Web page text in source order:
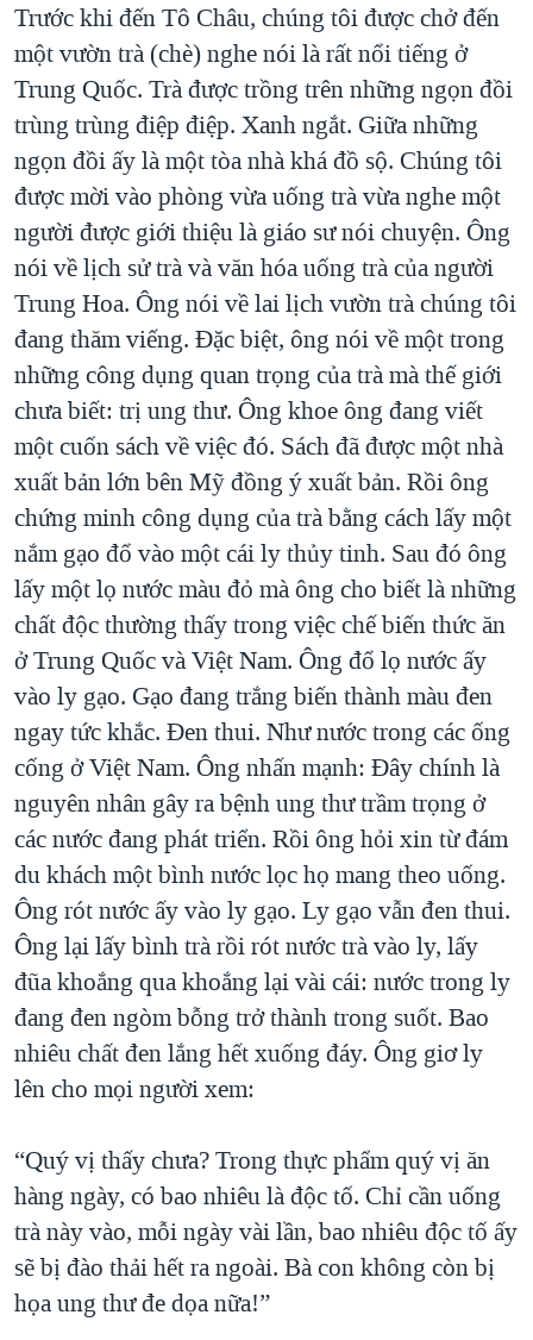
Trước khi đến Tô Châu, chúng tôi được chở đến
một vườn trà (chè) nghe nói là rất nổi tiếng ở
Trung Quốc. Trà được trồng trên những ngọn đồi
trùng trùng điệp điệp. Xanh ngắt. Giữa những
ngọn đồi ấy là một tòa nhà khá đồ sộ. Chúng tôi
được mời vào phòng vừa uống trà vừa nghe một
người được giới thiệu là giáo sư nói chuyện. Ông
nói về lịch sử trà và văn hóa uống trà của người
Trung Hoa. Ông nói về lai lịch vườn trà chúng tôi
đang thăm viếng. Đặc biệt, ông nói về một trong
những công dụng quan trọng của trà mà thế giới
chưa biết: trị ung thư. Ông khoe ông đang viết
một cuốn sách về việc đó. Sách đã được một nhà
xuất bản lớn bên Mỹ đồng ý xuất bản. Rồi ông
chứng minh công dụng của trà bằng cách lấy một
nắm gạo đổ vào một cái ly thủy tinh. Sau đó ông
lấy một lọ nước màu đỏ mà ông cho biết là những
chất độc thường thấy trong việc chế biến thức ăn
ở Trung Quốc và Việt Nam. Ông đổ lọ nước ấy
vào ly gạo. Gạo đang trắng biến thành màu đen
ngay tức khắc. Đen thui. Như nước trong các ống
cống ở Việt Nam. Ông nhấn mạnh: Đây chính là
nguyên nhân gây ra bệnh ung thư trầm trọng ở
các nước đang phát triển. Rồi ông hỏi xin từ đám
du khách một bình nước lọc họ mang theo uống.
Ông rót nước ấy vào ly gạo. Ly gạo vẫn đen thui.
Ông lại lấy bình trà rồi rót nước trà vào ly, lấy
đũa khoắng qua khoắng lại vài cái: nước trong ly
đang đen ngòm bỗng trở thành trong suốt. Bao
nhiêu chất đen lắng hết xuống đáy. Ông giơ ly
lên cho mọi người xem:
“Quý vị thấy chưa? Trong thực phẩm quý vị ăn
hàng ngày, có bao nhiêu là độc tố. Chỉ cần uống
trà này vào, mỗi ngày vài lần, bao nhiêu độc tố ấy
sẽ bị đào thải hết ra ngoài. Bà con không còn bị
họa ung thư đe dọa nữa!”